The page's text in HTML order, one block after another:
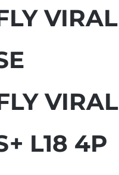
VIRAL
VIRAL
L18 4P